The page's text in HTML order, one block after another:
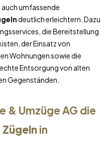
umfassende
deutlich erleichtern. Dazu
die Bereitstellung
der Einsatz von
Wohnungen sowie die
Entsorgung von alten
Gegenständen.
& Umzüge AG die
Zügelnin